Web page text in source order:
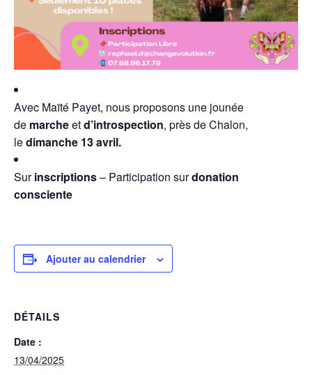
Avec Maïté Payet, nous proposons une jounée
de marcheetd’introspection, près de Chalon,
ledimanche 13 avril.
Surinscriptions– Participation surdonation
consciente
Ajouter au calendrier
DÉTAILS
Date :
13/04/2025